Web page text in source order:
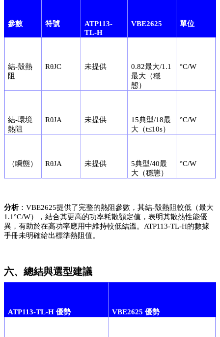
參數 符號
ATP113-
TL-H
VBE2625 單位
結-殼熱
阻
RθJC 未提供
0.82最大/1.1
最大（穩
態）
°C/W
結-環境
熱阻
RθJA 未提供
15典型/18最
大（t≤10s）
°C/W
（瞬態） RθJA 未提供
5典型/40最
大（穩態）
°C/W
分析：VBE2625提供了完整的熱阻參數，其結-殼熱阻較低（最大
1.1°C/W），結合其更高的功率耗散額定值，表明其散熱性能優
異，有助於在高功率應用中維持較低結溫。ATP113-TL-H的數據
手冊未明確給出標準熱阻值。
六、總結與選型建議
ATP113-TL-H 優勢 VBE2625 優勢